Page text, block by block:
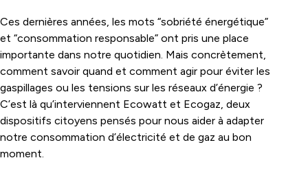
Ces dernières années, les mots “sobriété énergétique”
et “consommation responsable” ont pris une place
importante dans notre quotidien. Mais concrètement,
comment savoir quand et comment agir pour éviter les
gaspillages ou les tensions sur les réseaux d’énergie ?
C’est là qu’interviennent Ecowatt et Ecogaz, deux
dispositifs citoyens pensés pour nous aider à adapter
notre consommation d’électricité et de gaz au bon
moment.